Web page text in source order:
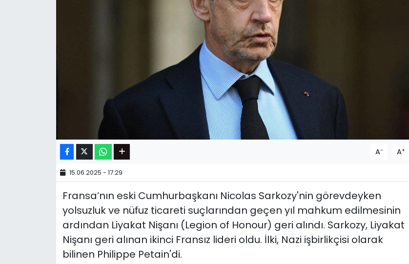
A- A+
15.06.2025 - 17:29
Fransa’nın eski Cumhurbaşkanı Nicolas Sarkozy'nin görevdeyken
yolsuzluk ve nüfuz ticareti suçlarından geçen yıl mahkum edilmesinin
ardından Liyakat Nişanı (Legion of Honour) geri alındı. Sarkozy, Liyakat
Nişanı geri alınan ikinci Fransız lideri oldu. İlki, Nazi işbirlikçisi olarak
bilinen Philippe Petain'di.